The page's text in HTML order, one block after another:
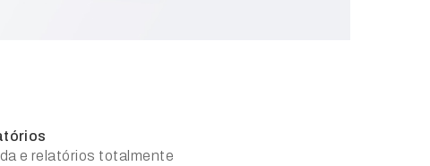
e relatórios totalmente